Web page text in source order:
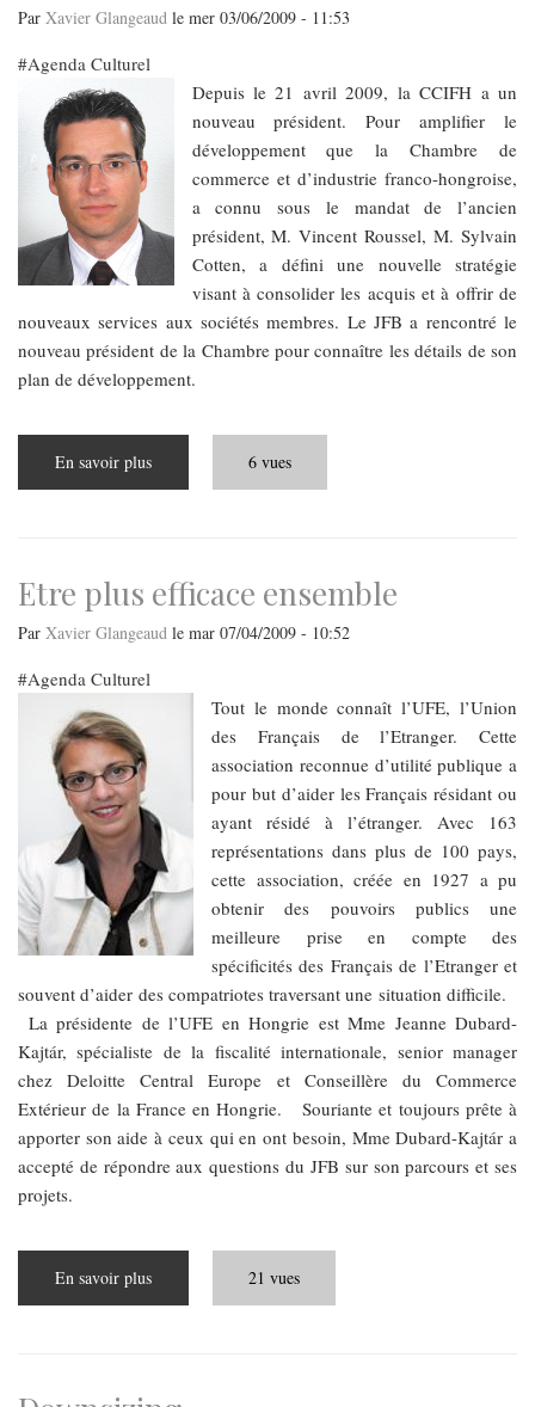
Par Xavier Glangeaud le mer 03/06/2009 - 11:53
Agenda Culturel
Depuis le 21 avril 2009, la CCIFH a un
nouveau président. Pour amplifier le
développement que la Chambre de
commerce et d’industrie franco-hongroise,
a connu sous le mandat de l’ancien
président, M. Vincent Roussel, M. Sylvain
Cotten, a défini une nouvelle stratégie
visant à consolider les acquis et à offrir de
nouveaux services aux sociétés membres. Le JFB a rencontré le
nouveau président de la Chambre pour connaître les détails de son
plan de développement.
En savoir plus
CCIFH
6 vues
Etre plus efficace ensemble
Par Xavier Glangeaud le mar 07/04/2009 - 10:52
Agenda Culturel
Tout le monde connaît l’UFE, l’Union
des Français de l’Etranger. Cette
association reconnue d’utilité publique a
pour but d’aider les Français résidant ou
ayant résidé à l’étranger. Avec 163
représentations dans plus de 100 pays,
cette association, créée en 1927 a pu
obtenir des pouvoirs publics une
meilleure prise en compte des
spécificités des Français de l’Etranger et
souvent d’aider des compatriotes traversant une situation difficile.
La présidente de l’UFE en Hongrie est Mme Jeanne Dubard-
Kajtár, spécialiste de la fiscalité internationale, senior manager
chez Deloitte Central Europe et Conseillère du Commerce
Extérieur de la France en Hongrie. Souriante et toujours prête à
apporter son aide à ceux qui en ont besoin, Mme Dubard-Kajtár a
accepté de répondre aux questions du JFB sur son parcours et ses
projets.
En savoir plus
plus
21 vues